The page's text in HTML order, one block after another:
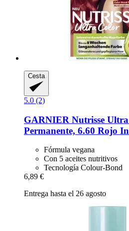
Cesta
5.0 (2)
GARNIER Nutrisse
Permanente, 6.60 Rojo
Fórmula vegana
Con 5 aceites nutritivos
Tecnología Colour-Bond
6,89 €
Entrega hasta el 26 agosto